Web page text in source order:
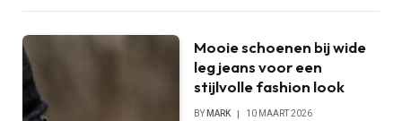
Mooie schoenen bij wide
leg jeans voor een
stijlvolle fashion look
BY MARK 10 MAART 2026